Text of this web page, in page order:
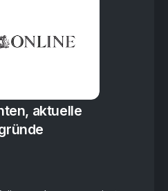
aktuelle